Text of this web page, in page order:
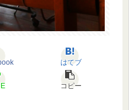
はてブ
コピー